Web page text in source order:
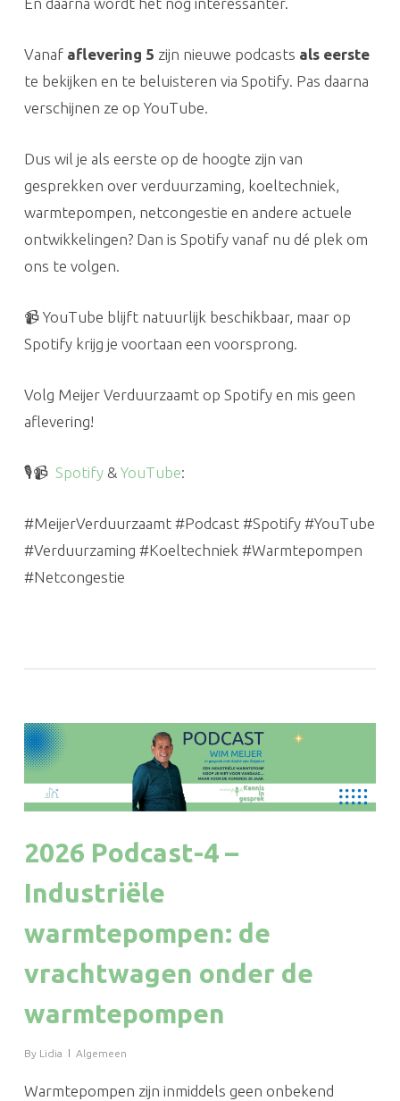
Vanaf aflevering 5 zijn nieuwe podcasts als eerste
te bekijken en te beluisteren via Spotify. Pas daarna
verschijnen ze op YouTube.
Dus wil je als eerste op de hoogte zijn van
gesprekken over verduurzaming, koeltechniek,
warmtepompen, netcongestie en andere actuele
ontwikkelingen? Dan is Spotify vanaf nu dé plek om
ons te volgen.
📹 YouTube blijft natuurlijk beschikbaar, maar op
Spotify krijg je voortaan een voorsprong.
Volg Meijer Verduurzaamt op Spotify en mis geen
aflevering!
🎙️📹 Spotify& YouTube:
#MeijerVerduurzaamt #Podcast #Spotify #YouTube
#Verduurzaming #Koeltechniek #Warmtepompen
#Netcongestie
2026 Podcast-4 –
Industriële
warmtepompen: de
vrachtwagen onder de
warmtepompen
By Lidia Algemeen
Warmtepompen zijn inmiddels geen onbekend